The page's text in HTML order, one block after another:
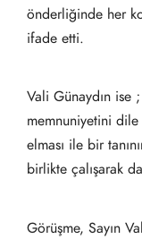
önderliğinde her
ifade etti.
Vali Günaydın ise
memnuniyetini dile
elması ile bir
birlikte çalışarak
Görüşme, Sayın